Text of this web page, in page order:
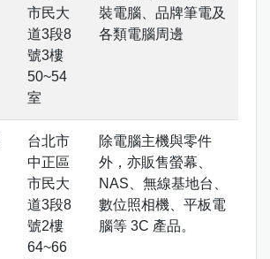
市民大
道3段8
號3樓
50~54
室
裝電腦、品牌筆電及
各類電腦周邊
台北市
中正區
市民大
道3段8
號2樓
64~66
除電腦主機與零件
外，亦販售螢幕、
NAS、無線基地台、
數位照相機、平板電
腦等 3C 產品。